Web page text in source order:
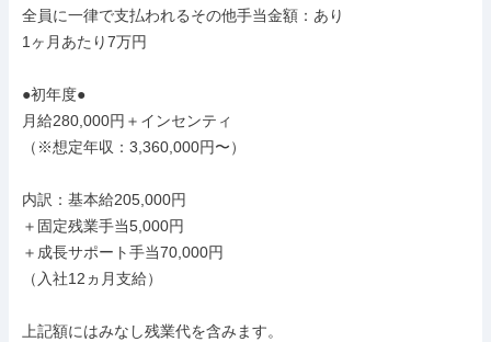
全員に一律で支払われるその他手当金額：あり
1ヶ月あたり7万円
●初年度●
月給280,000円＋インセンティ
（※想定年収：3,360,000円〜）
内訳：基本給205,000円
＋固定残業手当5,000円
＋成長サポート手当70,000円
（入社12ヵ月支給）
上記額にはみなし残業代を含みます。